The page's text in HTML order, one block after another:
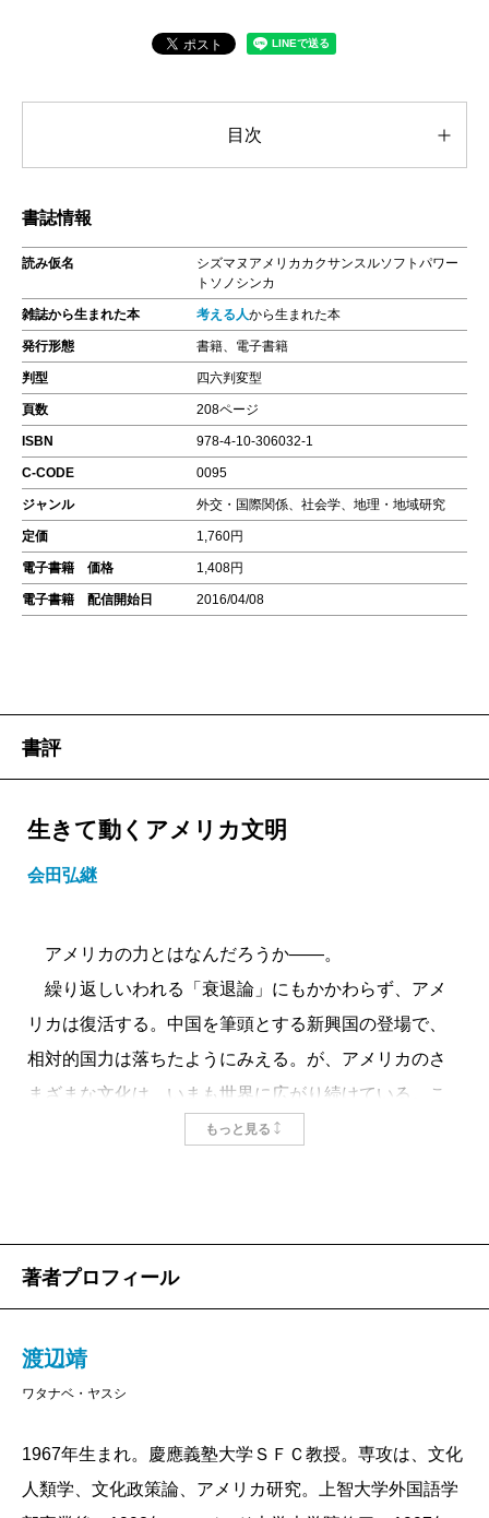
目次
書誌情報
読み仮名
シズマヌアメリカカクサンスルソフトパワー
トソノシンカ
雑誌から生まれた本 考える人から生まれた本
発行形態 書籍、電子書籍
判型 四六判変型
頁数 208ページ
ISBN 978-4-10-306032-1
C-CODE 0095
ジャンル 外交・国際関係、社会学、地理・地域研究
定価 1,760円
電子書籍 価格 1,408円
電子書籍 配信開始日 2016/04/08
書評
生きて動くアメリカ文明
会田弘継
アメリカの力とはなんだろうか――。
繰り返しいわれる「衰退論」にもかかわらず、アメ
リカは復活する。中国を筆頭とする新興国の登場で、
相対的国力は落ちたようにみえる。が、アメリカのさ
まざまな文化は、いまも世界に広がり続けている。こ
れを従来のソフト・パワー論では捉えきれない。
を思い起こさせる。
アメリカの国境を出て遠くアジア、アフリカに及ぶ。
ればならない。二百年でアメリカはとてつもなく大き
くなり、変わったのだ。が、変わらぬ原理も働いてい
る。
もっと見る
著者プロフィール
渡辺靖
ワタナベ・ヤスシ
1967年生まれ。慶應義塾大学ＳＦＣ教授。専攻は、文化
人類学、文化政策論、アメリカ研究。上智大学外国語学